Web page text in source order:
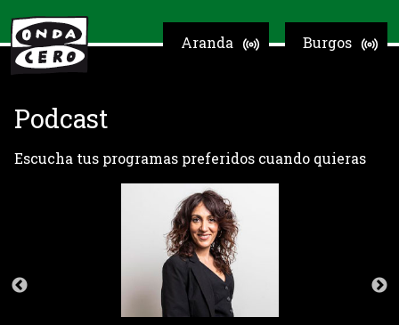
Burgos
Aranda
Podcast
Escucha tus programas preferidos cuando quieras